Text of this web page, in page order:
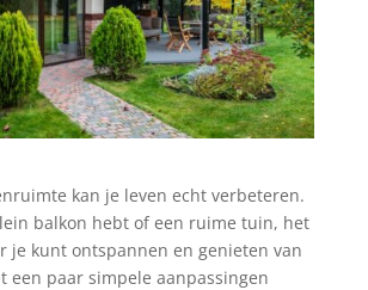
kan je leven echt verbeteren.
balkon hebt of een ruime tuin, het
je kunt ontspannen en genieten van
een paar simpele aanpassingen